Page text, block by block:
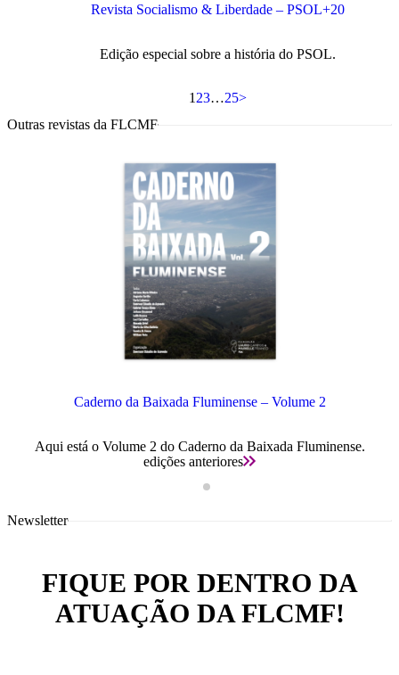
Revista Socialismo & Liberdade – PSOL+20
Edição especial sobre a história do PSOL.
1 23…25>
Outras revistas da FLCMF
Caderno da Baixada Fluminense – Volume 2
Aqui está o Volume 2 do Caderno da Baixada Fluminense.
edições anteriores
Newsletter
FIQUE POR DENTRO DA
ATUAÇÃO DA FLCMF!